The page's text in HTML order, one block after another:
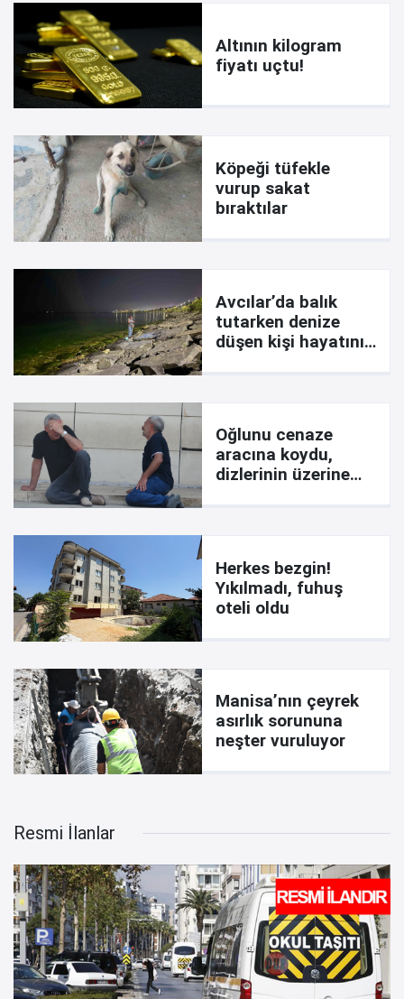
Altının kilogram
fiyatı uçtu!
Köpeği tüfekle
vurup sakat
bıraktılar
Avcılar’da balık
tutarken denize
düşen kişi hayatını
Oğlunu cenaze
aracına koydu,
dizlerinin üzerine
Herkes bezgin!
Yıkılmadı, fuhuş
oteli oldu
Manisa’nın çeyrek
asırlık sorununa
neşter vuruluyor
Resmi İlanlar